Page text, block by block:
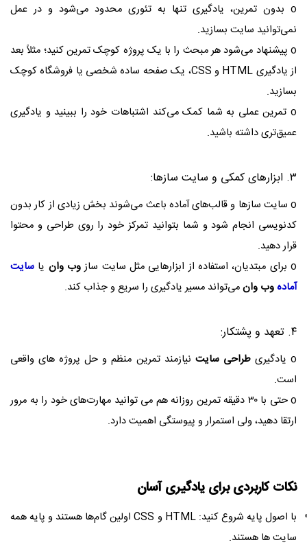
o بدون تمرین، یادگیری تنها به تئوری محدود می‌شود و در عمل
نمی‌توانید سایت بسازید.
o پیشنهاد می‌شود هر مبحث را با یک پروژه کوچک تمرین کنید؛ مثلاً بعد
از یادگیری HTML و CSS، یک صفحه ساده شخصی یا فروشگاه کوچک
بسازید.
o تمرین عملی به شما کمک می‌کند اشتباهات خود را ببینید و یادگیری
عمیق‌تری داشته باشید.
۳. ابزارهای کمکی و سایت‌ سازها:
o سایت‌ سازها و قالب‌های آماده باعث می‌شوند بخش زیادی از کار بدون
کدنویسی انجام شود و شما بتوانید تمرکز خود را روی طراحی و محتوا
قرار دهید.
o برای مبتدیان، استفاده از ابزارهایی مثل سایت ساز
وب وان یا سایت
آمادهوب وانمی‌تواند مسیر یادگیری را سریع و جذاب کند.
۴. تعهد و پشتکار:
o یادگیری طراحی سایت نیازمند تمرین منظم و حل پروژه‌ های واقعی
است.
o حتی با ۳۰ دقیقه تمرین روزانه هم می‌ توانید مهارت‌های خود را به مرور
ارتقا دهید، ولی استمرار و پیوستگی اهمیت دارد.
نکات کاربردی برای یادگیری آسان
با اصول پایه شروع کنید: HTML و CSS اولین گام‌ها هستند و پایه همه
سایت‌ ها هستند.